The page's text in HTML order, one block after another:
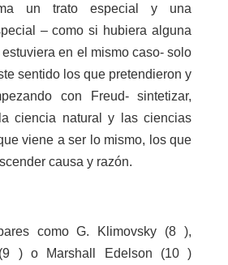
un trato especial y una
– como si hubiera alguna
en el mismo caso- solo
sentido los que pretendieron y
con Freud- sintetizar,
ciencia natural y las ciencias
viene a ser lo mismo, los que
causa y razón.
como G. Klimovsky (8 ),
) o Marshall Edelson (10 )